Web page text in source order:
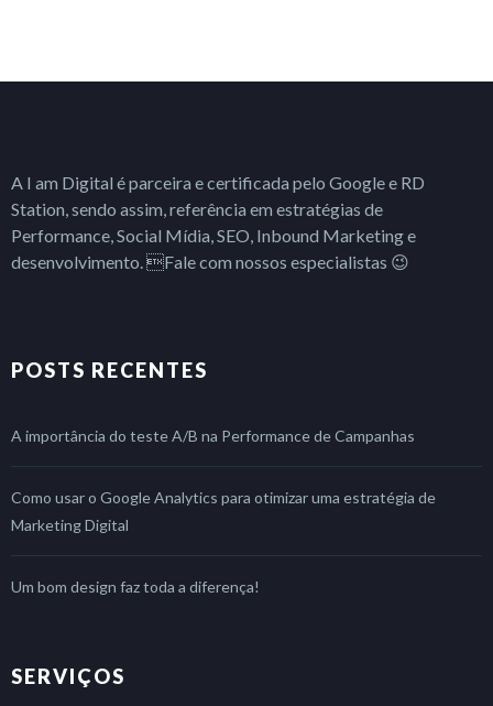
A I am Digital é parceira e certificada pelo Google e RD
Station, sendo assim, referência em estratégias de
Performance, Social Mídia, SEO, Inbound Marketing e
desenvolvimento. Fale com nossos especialistas 😉
POSTS RECENTES
A importância do teste A/B na Performance de Campanhas
Como usar o Google Analytics para otimizar uma estratégia de
Marketing Digital
Um bom design faz toda a diferença!
SERVIÇOS